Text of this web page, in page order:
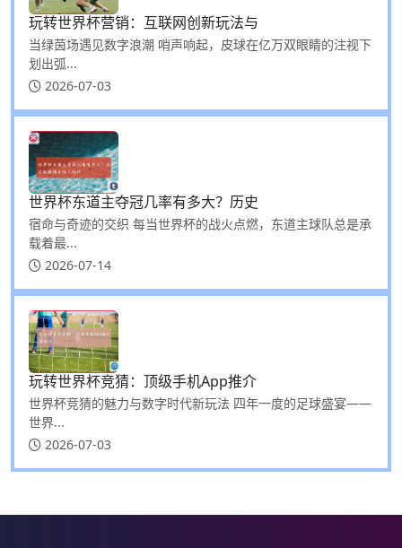
玩转世界杯营销：互联网创新玩法与
当绿茵场遇见数字浪潮 哨声响起，皮球在亿万双眼睛的注视下
划出弧...
2026-07-03
世界杯东道主夺冠几率有多大？历史
宿命与奇迹的交织 每当世界杯的战火点燃，东道主球队总是承
载着最...
2026-07-14
玩转世界杯竞猜：顶级手机App推介
世界杯竞猜的魅力与数字时代新玩法 四年一度的足球盛宴——
世界...
2026-07-03